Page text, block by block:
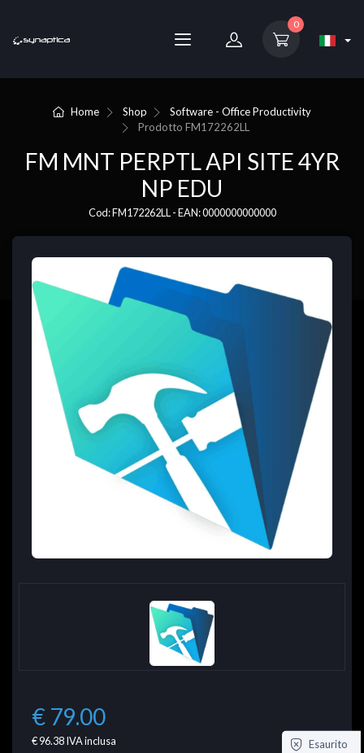
0
Home Shop
Software - Office Productivity
Prodotto FM172262LL
FM MNT PERPTL API SITE 4YR
NP EDU
Cod: FM172262LL - EAN: 0000000000000
€ 79.00
€ 96.38IVA inclusa
Esaurito